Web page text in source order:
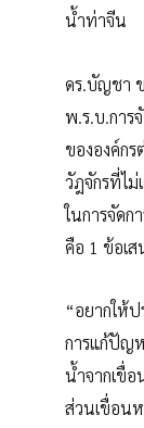
น้ำท่าจีน
ดร.บัญชา
พ.ร.บ.การ
ขององค์ก
วัฎจักรที่ไม่
ในการจัด
คือ 1 ข้อเส
“อยากให้
การแก้ปัญ
น้ำจากเขื่
ส่วนเขื่อน